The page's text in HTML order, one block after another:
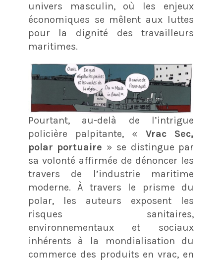
univers masculin, où les enjeux
économiques se mêlent aux luttes
pour la dignité des travailleurs
maritimes.
Pourtant, au-delà de l’intrigue
policière palpitante, « Vrac Sec,
polar portuaire » se distingue par
sa volonté affirmée de dénoncer les
travers de l’industrie maritime
moderne. À travers le prisme du
polar, les auteurs exposent les
risques sanitaires,
environnementaux et sociaux
inhérents à la mondialisation du
commerce des produits en vrac, en